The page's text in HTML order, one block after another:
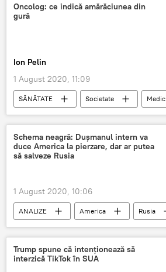
Oncolog: ce indică amărăciunea din
gură
Ion Pelin
1 August 2020, 11:09
SĂNĂTATE Societate
Medic
oncologie
Schema neagră: Dușmanul intern va
duce America la pierzare, dar ar putea
să salveze Rusia
1 August 2020, 10:06
ANALIZE America Rusia
Trump spune că intenționează să
interzică TikTok în SUA